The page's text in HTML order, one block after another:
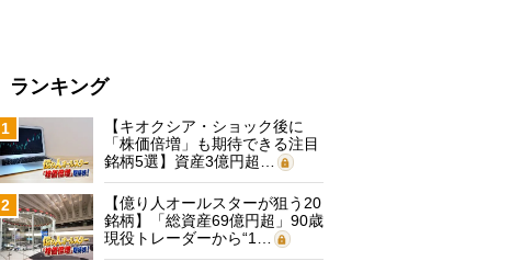
ランキング
1
【キオクシア・ショック後に
「株価倍増」も期待できる注目
銘柄5選】資産3億円超…
2
【億り人オールスターが狙う20
銘柄】「総資産69億円超」90歳
現役トレーダーから“1…